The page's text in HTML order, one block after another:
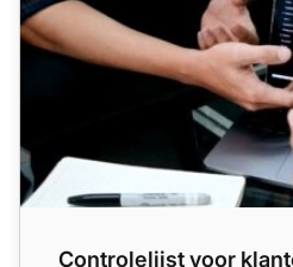
Controlelijst voor